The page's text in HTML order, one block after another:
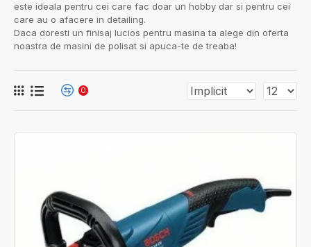
este ideala pentru cei care fac doar un hobby dar si pentru cei
care au o afacere in detailing.
Daca doresti un finisaj lucios pentru masina ta alege din oferta
noastra de masini de polisat si apuca-te de treaba!
0